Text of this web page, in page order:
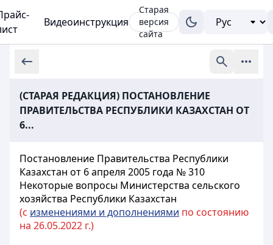
Видеоинструкция
Старая
версия
сайта
(СТАРАЯ РЕДАКЦИЯ) ПОСТАНОВЛЕНИЕ
ПРАВИТЕЛЬСТВА РЕСПУБЛИКИ КАЗАХСТАН ОТ
6...
Постановление Правительства Республики
Казахстан от 6 апреля 2005 года № 310
Некоторые вопросы Министерства сельского
хозяйства Республики Казахстан
(с изменениями и дополнениями по состоянию
на 26.05.2022 г.)